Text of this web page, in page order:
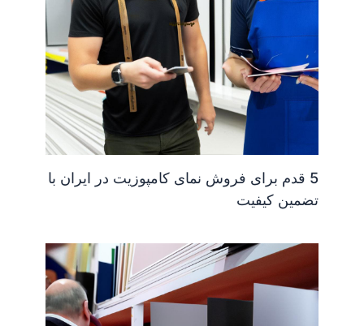
5 قدم برای فروش نمای کامپوزیت در ایران با
تضمین کیفیت